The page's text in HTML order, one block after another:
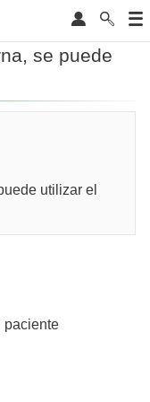
se puede
utilizar el
paciente